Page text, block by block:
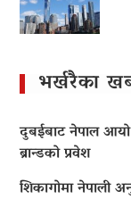
भर्खरैका
दुबईबाट नेपाल
ब्रान्डको प्रवेश
शिकागोमा नेपाली